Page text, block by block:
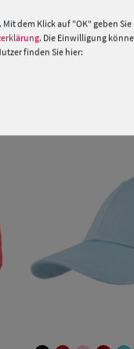
dem Klick auf "OK" geben Sie
. Die Einwilligung
finden Sie hier: